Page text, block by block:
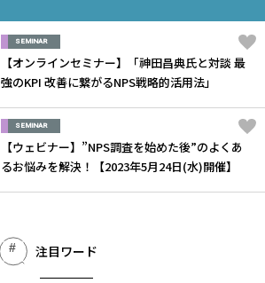
SEMINAR
【オンラインセミナー】「神田昌典氏と対談 最
強のKPI 改善に繋がるNPS戦略的活用法」
SEMINAR
【ウェビナー】”NPS調査を始めた後”のよくあ
るお悩みを解決！【2023年5月24日(水)開催】
注目ワード